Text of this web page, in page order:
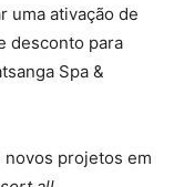
uma ativação de
desconto para
Spa &
novos projetos em